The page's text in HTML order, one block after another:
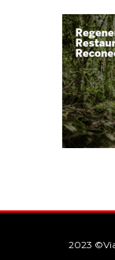
2023